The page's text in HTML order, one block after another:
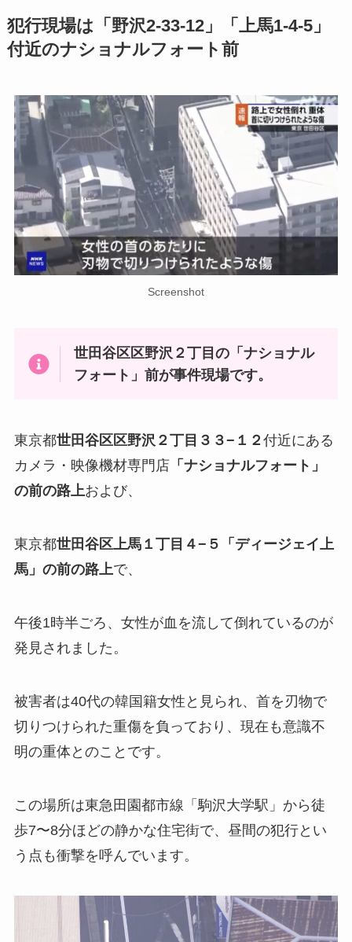
犯行現場は「野沢2-33-12」「上馬1-4-5」
付近のナショナルフォート前
Screenshot
世田谷区区野沢２丁目の「ナショナル
フォート」前が事件現場です。
東京都世田谷区区野沢２丁目３３−１２ 付近にある
カメラ・映像機材専門店「ナショナルフォート」
の前の路上および、
東京都世田谷区上馬１丁目４−５「ディージェイ上
馬」の前の路上で、
午後1時半ごろ、女性が血を流して倒れているのが
発見されました。
被害者は40代の韓国籍女性と見られ、首を刃物で
切りつけられた重傷を負っており、現在も意識不
明の重体とのことです。
この場所は東急田園都市線「駒沢大学駅」から徒
歩7〜8分ほどの静かな住宅街で、昼間の犯行とい
う点も衝撃を呼んでいます。